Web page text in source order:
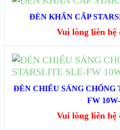
XEM
XEM
ĐÈN KHẨN CẤP
Vui lòng liên hệ
XEM
XEM
ĐỌC TIẾP
ĐÈN CHIẾU SÁNG CHỐNG
FW
Vui lòng liên hệ